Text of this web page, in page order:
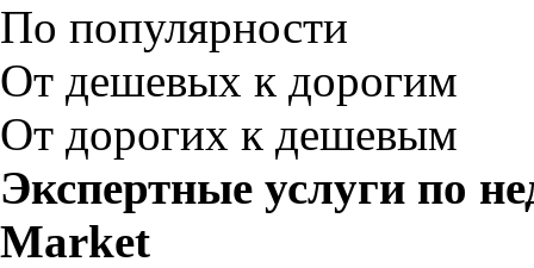
По популярности
От дешевых к дорогим
От дорогих к дешевым
Экспертные услуги по
Market